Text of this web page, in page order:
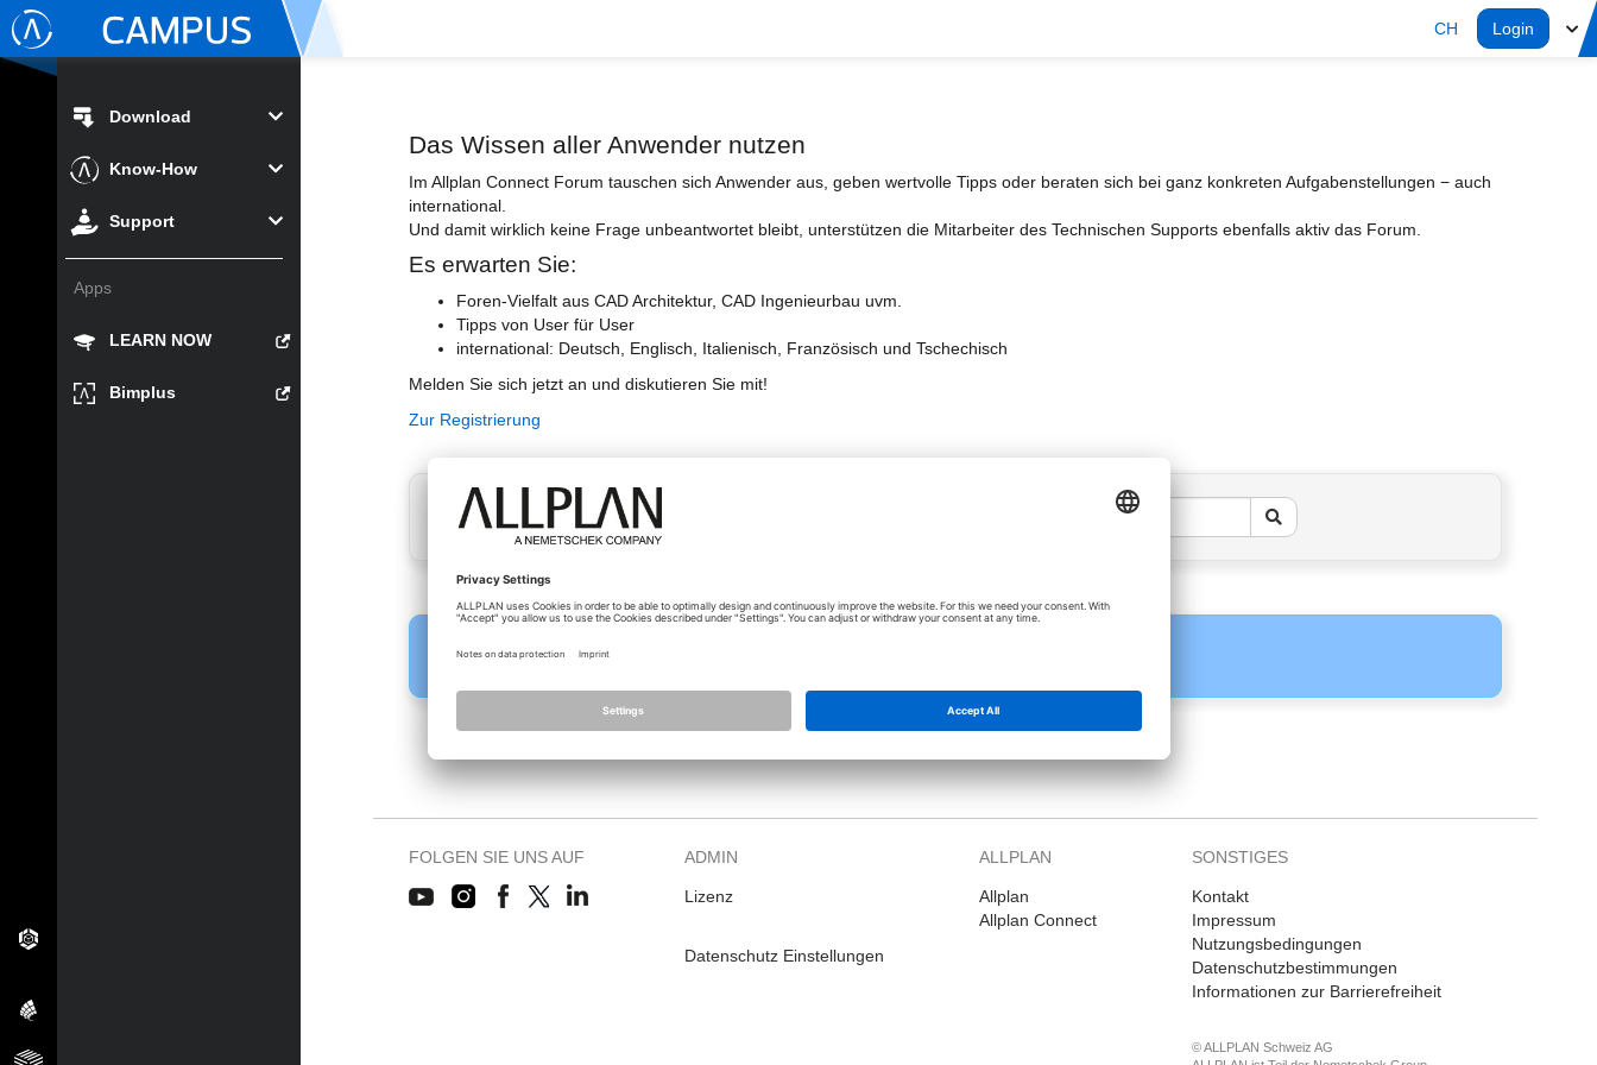
CH Login
Download
Know-How
Support
Apps
LEARN NOW
Bimplus
Das Wissen aller Anwender nutzen
Im Allplan Connect Forum tauschen sich Anwender aus, geben wertvolle Tipps oder beraten sich bei ganz konkreten Aufgabenstellungen − auch
international.
Und damit wirklich keine Frage unbeantwortet bleibt, unterstützen die Mitarbeiter des Technischen Supports ebenfalls aktiv das Forum.
Es erwarten Sie:
Foren-Vielfalt aus CAD Architektur, CAD Ingenieurbau uvm.
Tipps von User für User
international: Deutsch, Englisch, Italienisch, Französisch und Tschechisch
Melden Sie sich jetzt an und diskutieren Sie mit!
Zur Registrierung
FOLGEN SIE UNS AUF ADMIN
Lizenz
Datenschutz Einstellungen
ALLPLAN
Allplan
Allplan Connect
SONSTIGES
Kontakt
Impressum
Nutzungsbedingungen
Datenschutzbestimmungen
Informationen zur Barrierefreiheit
© ALLPLAN Schweiz AG